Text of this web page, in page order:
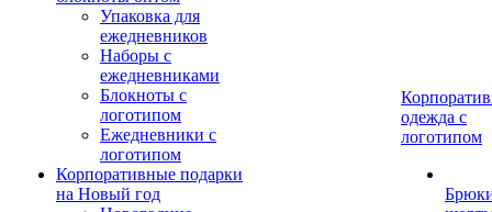
Упаковка для
ежедневников
Наборы с
ежедневниками
Блокноты с
логотипом
Ежедневники с
логотипом
Корпоративные подарки
на Новый год
одежда с
логотипом